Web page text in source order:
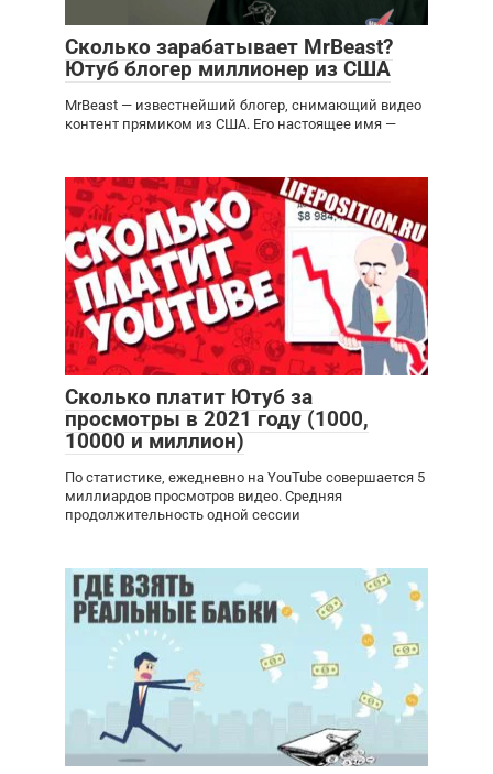
Сколько зарабатывает MrBeast?
Ютуб блогер миллионер из США
MrBeast — известнейший блогер, снимающий видео
контент прямиком из США. Его настоящее имя —
Сколько платит Ютуб за
просмотры в 2021 году (1000,
10000 и миллион)
По статистике, ежедневно на YouTube совершается 5
миллиардов просмотров видео. Средняя
продолжительность одной сессии